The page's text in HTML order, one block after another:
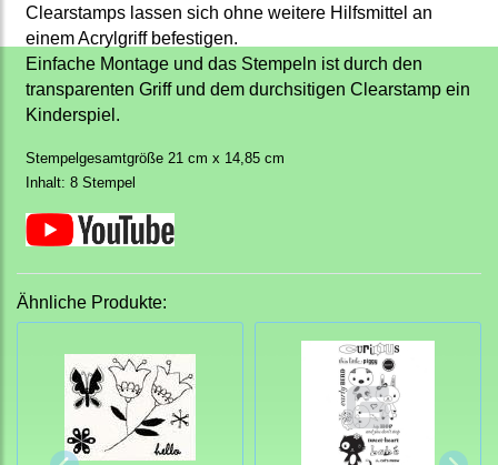
Clearstamps lassen sich ohne weitere Hilfsmittel an
einem Acrylgriff befestigen.
Einfache Montage und das Stempeln ist durch den
transparenten Griff und dem durchsitigen Clearstamp ein
Kinderspiel.
Stempelgesamtgröße 21 cm x 14,85 cm
Inhalt: 8 Stempel
Ähnliche Produkte: